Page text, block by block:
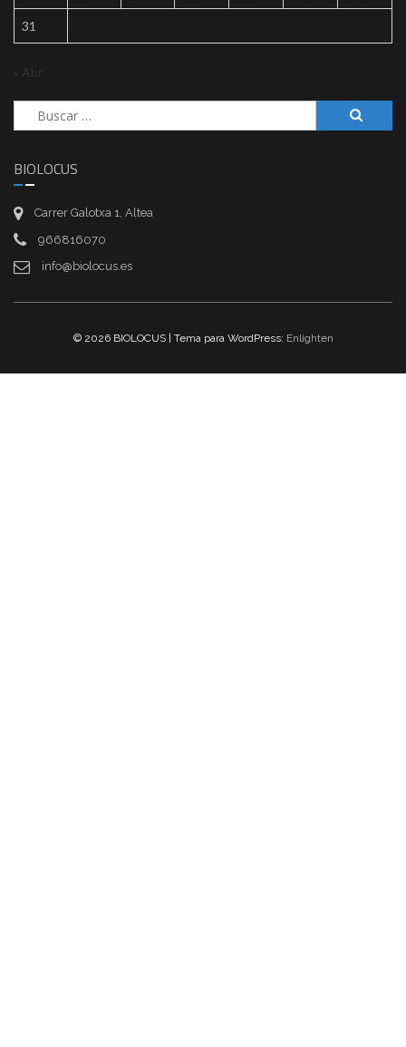
31
« Abr
Buscar:
BIOLOCUS
Carrer Galotxa 1, Altea
966816070
info@biolocus.es
© 2026 BIOLOCUS | Tema para WordPress: Enlighten